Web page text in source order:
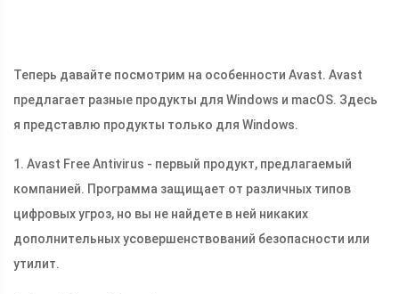
Теперь давайте посмотрим на особенности Avast. Avast
предлагает разные продукты для Windows и macOS. Здесь
я представлю продукты только для Windows.
1. Avast Free Antivirus - первый продукт, предлагаемый
компанией. Программа защищает от различных типов
цифровых угроз, но вы не найдете в ней никаких
дополнительных усовершенствований безопасности или
утилит.